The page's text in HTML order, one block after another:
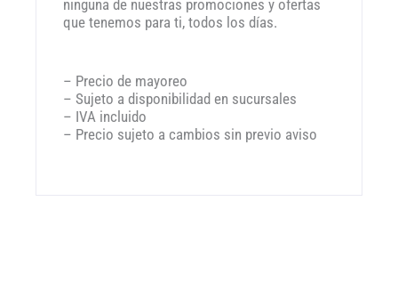
ninguna de nuestras promociones y ofertas
que tenemos para ti, todos los días.
– Precio de mayoreo
– Sujeto a disponibilidad en sucursales
– IVA incluido
– Precio sujeto a cambios sin previo aviso